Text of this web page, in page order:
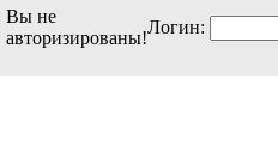
Вы не
авторизированы!
Логин: